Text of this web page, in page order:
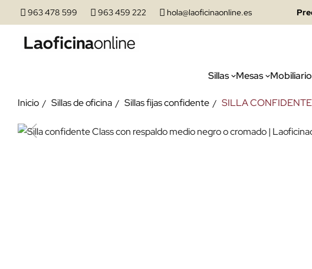
963 478 599 963 459 222 hola@laoficinaonline.es
Sillas Mesas
Inicio Sillas de oficina Sillas fijas confidente SILLA